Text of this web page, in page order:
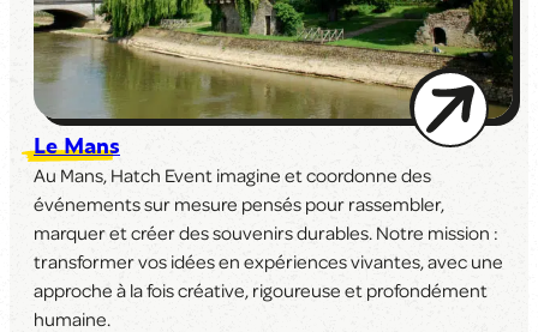
Le Mans
Au Mans, Hatch Event imagine et coordonne des
événements sur mesure pensés pour rassembler,
marquer et créer des souvenirs durables. Notre mission :
transformer vos idées en expériences vivantes, avec une
approche à la fois créative, rigoureuse et profondément
humaine.